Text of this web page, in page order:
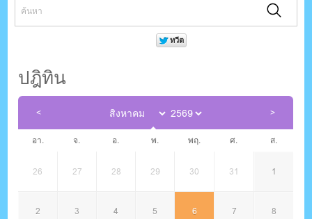
ปฎิทิน
อา. จ. อ. พ. พฤ. ศ. ส.
26 27 28 29 30 31 1
2 3 4 5 6 7 8